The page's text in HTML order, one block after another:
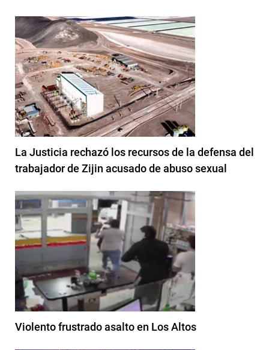
La Justicia rechazó los recursos de la defensa del
trabajador de Zijin acusado de abuso sexual
Violento frustrado asalto en Los Altos